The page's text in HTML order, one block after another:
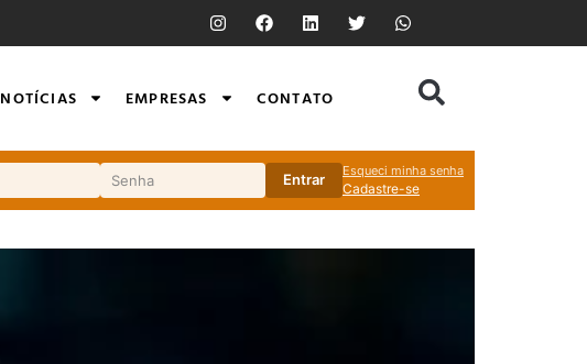
NOTÍCIAS EMPRESAS CONTATO
Entrar
Esqueci minha senha
Cadastre-se